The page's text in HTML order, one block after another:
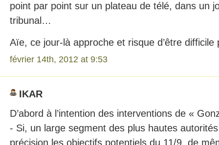
point par point sur un plateau de télé, dans un
tribunal…
Aïe, ce jour-là approche et risque d’être difficile
février 14th, 2012 at 9:53
IKAR
D’abord à l’intention des interventions de «
- Si, un large segment des plus hautes
précision les objectifs potentiels du 11/9, de